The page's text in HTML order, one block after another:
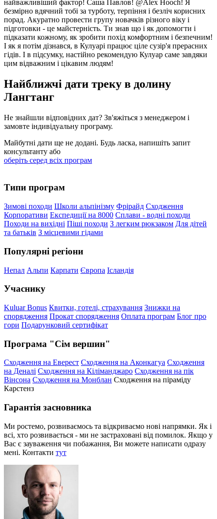
найважливіший фактор! Саша Павлов! @Alex Hooch! Я
безмірно вдячний тобі за турботу, терпіння і безліч корисних
порад. Акуратно провести групу новачків різного віку і
підготовки - це майстерність. Ти знав що і як допомогти і
підказати кожному, як зробити похід комфортним і безпечним!
І як я потім дізнався, в Кулуарі працює ціле сузір'я прерасних
гідів. І в підсумку, настійно рекомендую Кулуар саме завдяки
цим відважним і цікавим людям!
Найближчі дати треку в долину
Лангтанг
Не знайшли відповідних дат? Зв'яжіться з менеджером і
замовте індивідуальну програму.
Майбутні дати ще не додані. Будь ласка, напишіть запит
консультанту або
оберіть серед всіх програм
Типи програм
Зимові походи Школи альпінізму Фрірайд Сходження
Корпоративи Експедиції на 8000 Сплави - водні походи
Походи на вихідні Піші походи З легким рюкзаком Для дітей
та батьків З місцевими гідами
Популярні регіони
Непал Альпи Карпати Європа Ісландія
Учаснику
Kuluar Bonus Квитки, готелі, страхування Знижки на
спорядження Прокат спорядження Оплата програм Блог про
гори Подарунковий сертифікат
Програма "Сім вершин"
Сходження на Еверест Сходження на Аконкагуа Сходження
на Деналі Сходження на Кіліманджаро Сходження на пік
Вінсона Сходження на Монблан Сходження на піраміду
Карстенз
Гарантія засновника
Ми ростемо, розвиваємось та відкриваємо нові напрямки. Як і
всі, хто розвивається - ми не застраховані від помилок. Якщо у
Вас є зауваження чи побажання, Ви можете написати одразу
мені. Контакти тут